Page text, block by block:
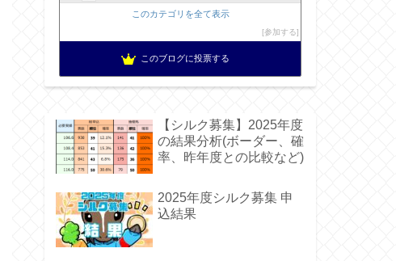
このカテゴリを全て表示
参加する
このブログに投票する
【シルク募集】2025年度
の結果分析(ボーダー、確
率、昨年度との比較など)
2025年度シルク募集 申
込結果